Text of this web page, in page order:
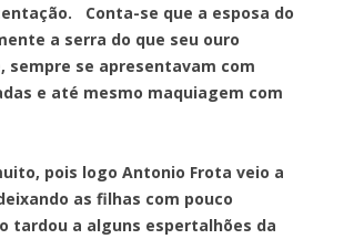
Conta-se que a esposa do
a serra do que seu ouro
sempre se apresentavam com
e até mesmo maquiagem com
logo Antonio Frota veio a
as filhas com pouco
tardou a alguns espertalhões da